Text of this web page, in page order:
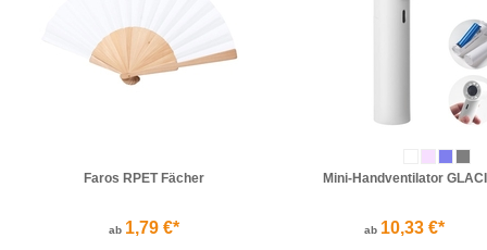
Faros RPET Fächer
ab 1,79 €*
Mini-Handventilator GLACI
ab 10,33 €*